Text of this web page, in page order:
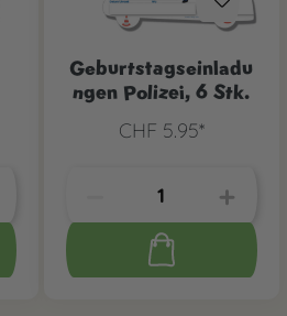
Geburtstagseinladu
ngen Polizei, 6 Stk.
CHF 5.95*